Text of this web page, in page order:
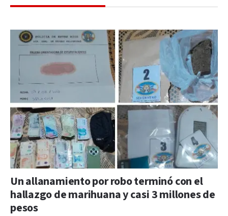
Un allanamiento por robo terminó con el
hallazgo de marihuana y casi 3 millones de
pesos